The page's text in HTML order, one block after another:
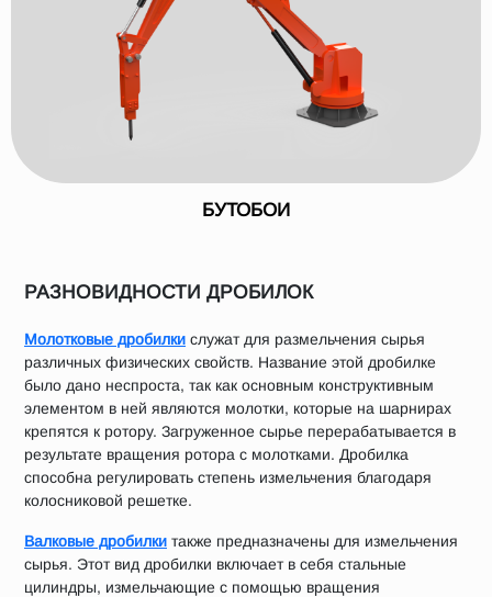
БУТОБОИ
РАЗНОВИДНОСТИ ДРОБИЛОК
Молотковые дробилки служат для размельчения сырья
различных физических свойств. Название этой дробилке
было дано неспроста, так как основным конструктивным
элементом в ней являются молотки, которые на шарнирах
крепятся к ротору. Загруженное сырье перерабатывается в
результате вращения ротора с молотками. Дробилка
способна регулировать степень измельчения благодаря
колосниковой решетке.
Валковые дробилки также предназначены для измельчения
сырья. Этот вид дробилки включает в себя стальные
цилиндры, измельчающие с помощью вращения